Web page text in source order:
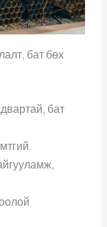
бат бөх
бат